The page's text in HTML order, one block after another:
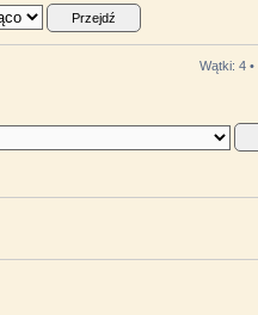
Wątki: 4